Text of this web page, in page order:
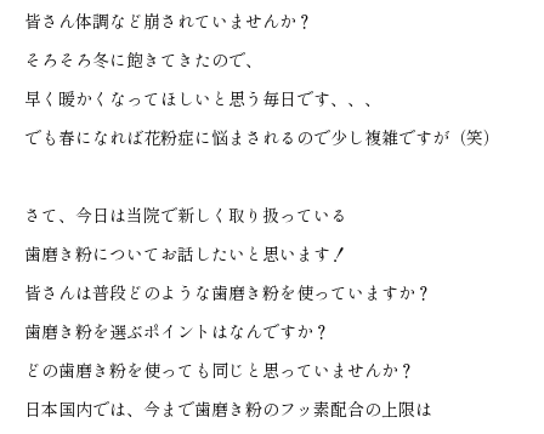
皆さん体調など崩されていませんか？
そろそろ冬に飽きてきたので、
早く暖かくなってほしいと思う毎日です、、、
でも春になれば花粉症に悩まされるので少し複雑ですが（笑）
さて、今日は当院で新しく取り扱っている
歯磨き粉についてお話したいと思います！
皆さんは普段どのような歯磨き粉を使っていますか？
歯磨き粉を選ぶポイントはなんですか？
どの歯磨き粉を使っても同じと思っていませんか？
日本国内では、今まで歯磨き粉のフッ素配合の上限は